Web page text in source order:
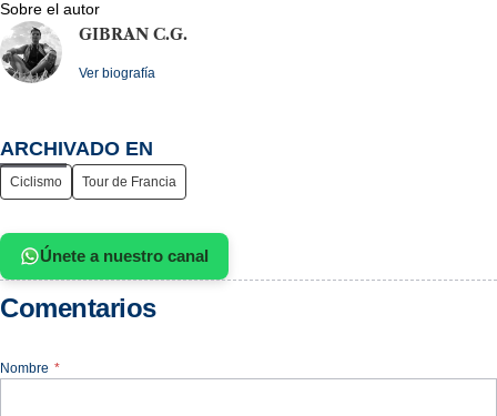
Sobre el autor
GIBRAN C.G.
Ver biografía
ARCHIVADO EN
Ciclismo Tour de Francia
Únete a nuestro canal
Comentarios
Nombre *